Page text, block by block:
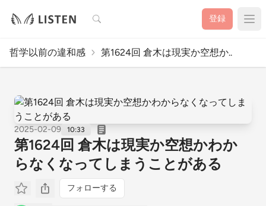
検索 登録
哲学以前の違和感 第1624回 倉木は現実か空想か..
2025-02-09 10:33
第1624回 倉木は現実か空想かわか
らなくなってしまうことがある
フォローする